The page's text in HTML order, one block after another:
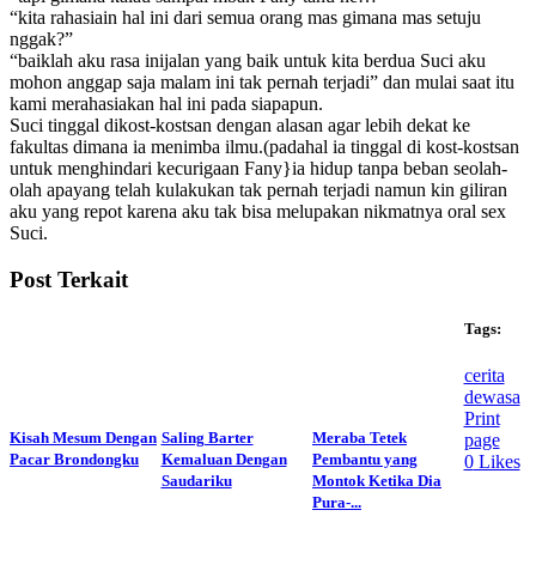
“kita rahasiain hal ini dari semua orang mas gimana mas setuju
nggak?”
“baiklah aku rasa inijalan yang baik untuk kita berdua Suci aku
mohon anggap saja malam ini tak pernah terjadi” dan mulai saat itu
kami merahasiakan hal ini pada siapapun.
Suci tinggal dikost-kostsan dengan alasan agar lebih dekat ke
fakultas dimana ia menimba ilmu.(padahal ia tinggal di kost-kostsan
untuk menghindari kecurigaan Fany}ia hidup tanpa beban seolah-
olah apayang telah kulakukan tak pernah terjadi namun kin giliran
aku yang repot karena aku tak bisa melupakan nikmatnya oral sex
Suci.
Post Terkait
Kisah Mesum Dengan
Pacar Brondongku
Saling Barter
Kemaluan Dengan
Saudariku
Meraba Tetek
Pembantu yang
Montok Ketika Dia
Pura-...
Tags:
cerita
dewasa
Print
page
0Likes